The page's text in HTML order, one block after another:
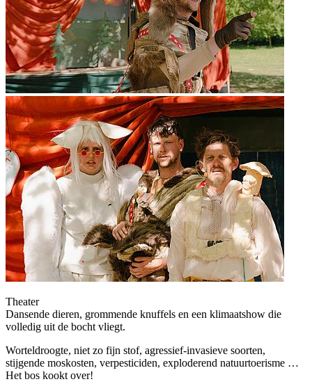
Theater
Dansende dieren, grommende knuffels en een klimaatshow die
volledig uit de bocht vliegt.
Worteldroogte, niet zo fijn stof, agressief-invasieve soorten,
stijgende moskosten, verpesticiden, exploderend natuurtoerisme …
Het bos kookt over!